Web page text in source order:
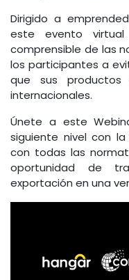
Dirigido a
este evento
comprensible de las
los participantes a
que sus productos
internacionales.
Únete a este
siguiente nivel con
con todas las
oportunidad de
exportación en una